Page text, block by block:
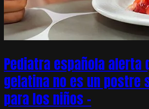
Pediatra española alerta
gelatina no es un postre
para los niños –